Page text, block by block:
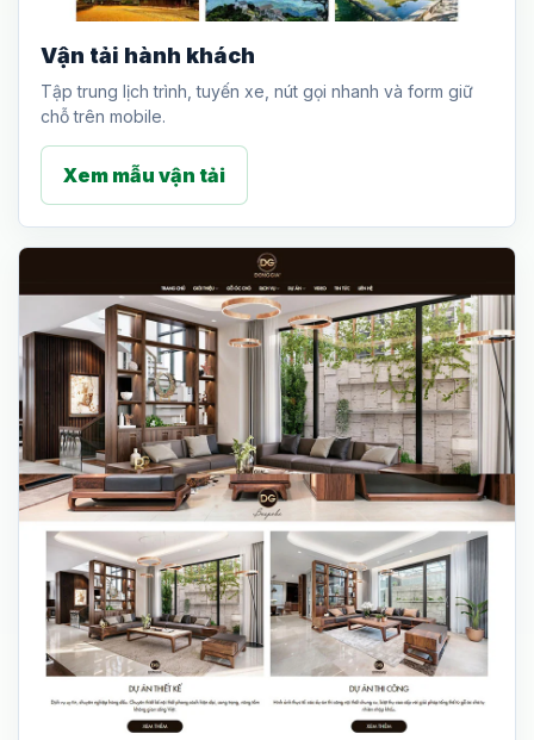
Vận tải hành khách
Tập trung lịch trình, tuyến xe, nút gọi nhanh và form giữ
chỗ trên mobile.
Xem mẫu vận tải